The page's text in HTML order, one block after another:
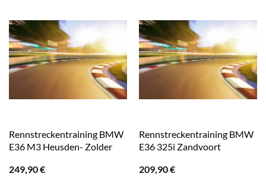
Rennstreckentraining BMW
E36 M3 Heusden- Zolder
249,90€
Rennstreckentraining BMW
E36 325i Zandvoort
209,90€